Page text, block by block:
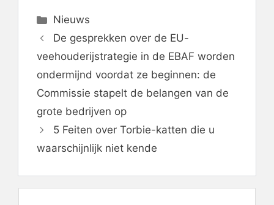
Categorieën
Nieuws
De gesprekken over de EU-
veehouderijstrategie in de EBAF worden
ondermijnd voordat ze beginnen: de
Commissie stapelt de belangen van de
grote bedrijven op
5 Feiten over Torbie-katten die u
waarschijnlijk niet kende